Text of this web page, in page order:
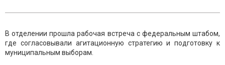
В отделении прошла рабочая встреча с федеральным штабом,
где согласовывали агитационную стратегию и подготовку к
муниципальным выборам.